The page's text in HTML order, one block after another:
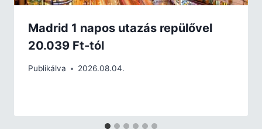
Madrid 1 napos utazás repülővel
20.039 Ft-tól
Publikálva 2026.08.04.